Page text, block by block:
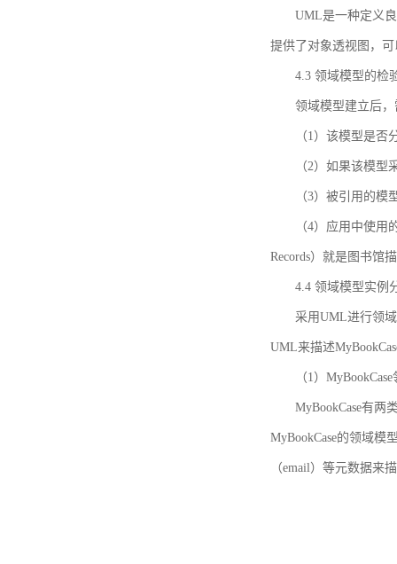
UML是一种定义
提供了对象透视图，
4.3 领域模型的检
领域模型建立后
（1）该模型是
（2）如果该模
（3）被引用的模
（4）应用中使用
Records）就是图书馆
4.4 领域模型实例
采用UML进行领
UML来描述
（1）
MyBookCase有两
MyBookCase的领域模
（email）等元数据来